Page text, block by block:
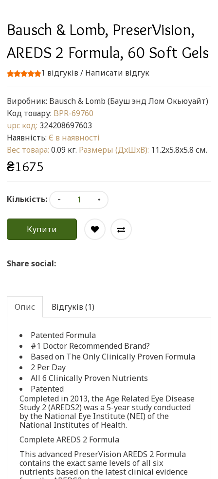
Bausch & Lomb, PreserVision,
AREDS 2 Formula, 60 Soft Gels
1 відгуків/ Написати відгук
Виробник: Bausch & Lomb (Бауш энд Лом Окьюуайт)
Код товару: BPR-69760
upc код: 324208697603
Наявність: Є в наявності
Вес товара: 0.09 кг. Размеры (ДxШxВ): 11.2x5.8x5.8 см.
₴1675
Кількість:
Купити
Share social:
Опис Відгуків (1)
Patented Formula
#1 Doctor Recommended Brand?
Based on The Only Clinically Proven Formula
2 Per Day
All 6 Clinically Proven Nutrients
Patented
Completed in 2013, the Age Related Eye Disease
Study 2 (AREDS2) was a 5-year study conducted
by the National Eye Institute (NEI) of the
National Institutes of Health.
Complete AREDS 2 Formula
This advanced PreserVision AREDS 2 Formula
contains the exact same levels of all six
nutrients based on the latest clinical evidence